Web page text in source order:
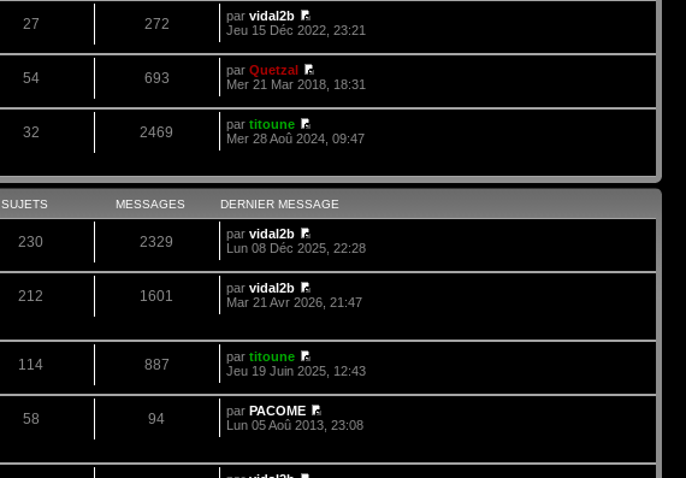
27 272 parvidal2b
Jeu 15 Déc 2022, 23:21
54 693 parQuetzal
Mer 21 Mar 2018, 18:31
32 2469 partitoune
Mer 28 Aoû 2024, 09:47
SUJETS MESSAGES DERNIER MESSAGE
230 2329 parvidal2b
Lun 08 Déc 2025, 22:28
212 1601 parvidal2b
Mar 21 Avr 2026, 21:47
114 887 partitoune
Jeu 19 Juin 2025, 12:43
58 94 parPACOME
Lun 05 Aoû 2013, 23:08